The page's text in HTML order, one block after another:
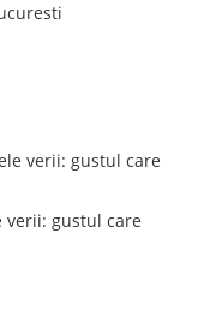
gustul care